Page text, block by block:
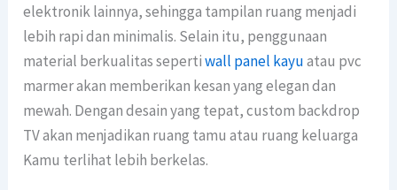
elektronik lainnya, sehingga tampilan ruang menjadi
lebih rapi dan minimalis. Selain itu, penggunaan
material berkualitas sepertiwall panel kayuatau pvc
marmer akan memberikan kesan yang elegan dan
mewah. Dengan desain yang tepat, custom backdrop
TV akan menjadikan ruang tamu atau ruang keluarga
Kamu terlihat lebih berkelas.